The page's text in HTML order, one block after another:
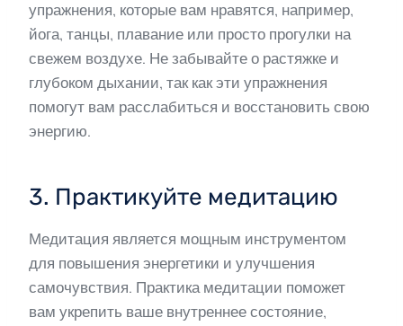
упражнения, которые вам нравятся, например,
йога, танцы, плавание или просто прогулки на
свежем воздухе. Не забывайте о растяжке и
глубоком дыхании, так как эти упражнения
помогут вам расслабиться и восстановить свою
энергию.
3. Практикуйте медитацию
Медитация является мощным инструментом
для повышения энергетики и улучшения
самочувствия. Практика медитации поможет
вам укрепить ваше внутреннее состояние,